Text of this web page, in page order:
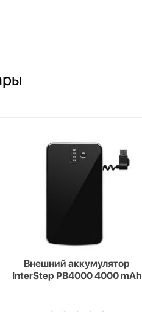
Внешний аккумулятор
InterStep PB4000 4000 mAh